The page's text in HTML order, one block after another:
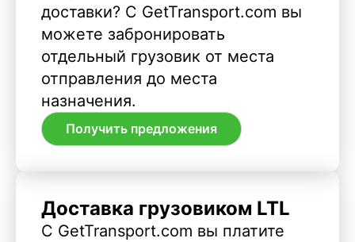
доставки? С GetTransport.com вы
можете забронировать
отдельный грузовик от места
отправления до места
назначения.
Получить предложения
Доставка грузовиком LTL
С GetTransport.com вы платите